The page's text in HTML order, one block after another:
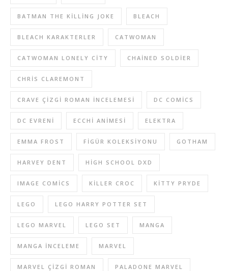
BATMAN THE KILLING JOKE BLEACH
BLEACH KARAKTERLER CATWOMAN
CATWOMAN LONELY CITY CHAINED SOLDIER
CHRIS CLAREMONT
CRAVE ÇIZGI ROMAN INCELEMESI DC COMICS
DC EVRENI ECCHI ANIMESI ELEKTRA
EMMA FROST FIGÜR KOLEKSIYONU GOTHAM
HARVEY DENT HIGH SCHOOL DXD
IMAGE COMICS KILLER CROC KITTY PRYDE
LEGO LEGO HARRY POTTER SET
LEGO MARVEL LEGO SET MANGA
MANGA INCELEME MARVEL
MARVEL ÇIZGI ROMAN PALADONE MARVEL